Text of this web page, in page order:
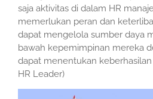
saja aktivitas di dalam HR
memerlukan peran dan
dapat mengelola sumber daya
bawah kepemimpinan mereka
dapat menentukan keberhasilan
HR Leader)